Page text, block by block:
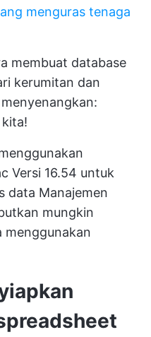
menguras tenaga
membuat database
kerumitan dan
Versi 16.54 untuk
data Manajemen
mungkin
menggunakan